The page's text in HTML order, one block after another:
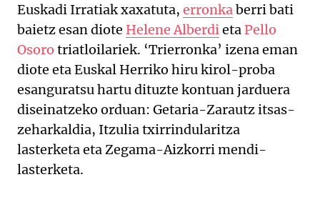
Euskadi Irratiak xaxatuta, erronkaberri bati
baietz esan diote Helene Alberdieta Pello
Osoro triatloilariek. ‘Trierronka’ izena eman
diote eta Euskal Herriko hiru kirol-proba
esanguratsu hartu dituzte kontuan jarduera
diseinatzeko orduan: Getaria-Zarautz itsas-
zeharkaldia, Itzulia txirrindularitza
lasterketa eta Zegama-Aizkorri mendi-
lasterketa.